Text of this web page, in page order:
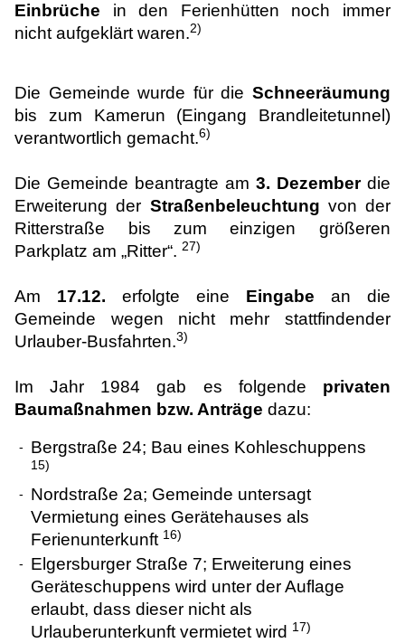
Einbrüche in den Ferienhütten noch immer
nicht aufgeklärt waren.2)
Die Gemeinde wurde für die Schneeräumung
bis zum Kamerun (Eingang Brandleitetunnel)
verantwortlich gemacht.6)
Die Gemeinde beantragte am 3. Dezemberdie
Erweiterung der Straßenbeleuchtung von der
Ritterstraße bis zum einzigen größeren
Parkplatz am „Ritter“.27)
Am 17.12. erfolgte eine Eingabe an die
Gemeinde wegen nicht mehr stattfindender
Urlauber-Busfahrten.3)
Im Jahr 1984 gab es folgende privaten
Baumaßnahmen bzw. Anträge dazu:
- Bergstraße 24; Bau eines Kohleschuppens
15)
-
Nordstraße 2a; Gemeinde untersagt
Vermietung eines Gerätehauses als
Ferienunterkunft 16)
-
Elgersburger Straße 7; Erweiterung eines
Geräteschuppens wird unter der Auflage
erlaubt, dass dieser nicht als
Urlauberunterkunft vermietet wird 17)